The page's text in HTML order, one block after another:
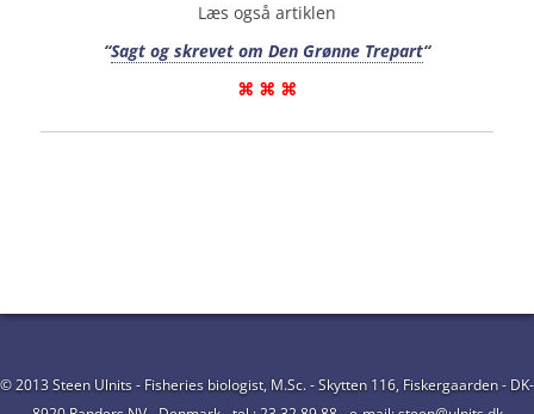
Læs også artiklen
“Sagt og skrevet om Den Grønne Trepart“
⌘ ⌘ ⌘
© 2013 Steen Ulnits - Fisheries biologist, M.Sc. - Skytten 116, Fiskergaarden - DK-